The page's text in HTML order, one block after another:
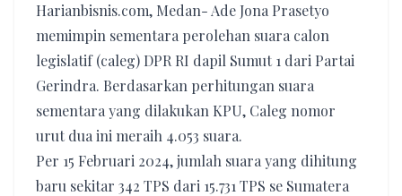
Harianbisnis.com, Medan- Ade Jona Prasetyo
memimpin sementara perolehan suara calon
legislatif (caleg) DPR RI dapil Sumut 1 dari Partai
Gerindra. Berdasarkan perhitungan suara
sementara yang dilakukan KPU, Caleg nomor
urut dua ini meraih 4.053 suara.
Per 15 Februari 2024, jumlah suara yang dihitung
baru sekitar 342 TPS dari 15.731 TPS se Sumatera